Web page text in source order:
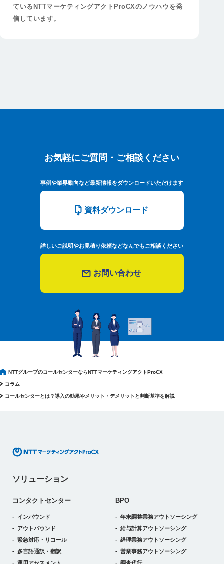
ているNTTマーケティングアクトProCXのノウハウを発
信しています。
お気軽にご質問・ご相談ください
お気軽にご質問・ご相談ください
事例や業界動向など最新情報をダウンロードいただけます
資料ダウンロード
詳しいご説明やお見積り依頼などなんでもご相談ください
お問い合わせ
NTTグループのコールセンターならNTTマーケティングアクトProCX
コラム
コールセンターとは？導入の効果やメリット・デメリットと判断基準を解説
ソリューション
コンタクトセンター
インバウンド
アウトバウンド
緊急対応・リコール
多言語通訳・翻訳
BPO
年末調整業務アウトソーシング
給与計算アウトソーシング
経理業務アウトソーシング
営業事務アウトソーシング